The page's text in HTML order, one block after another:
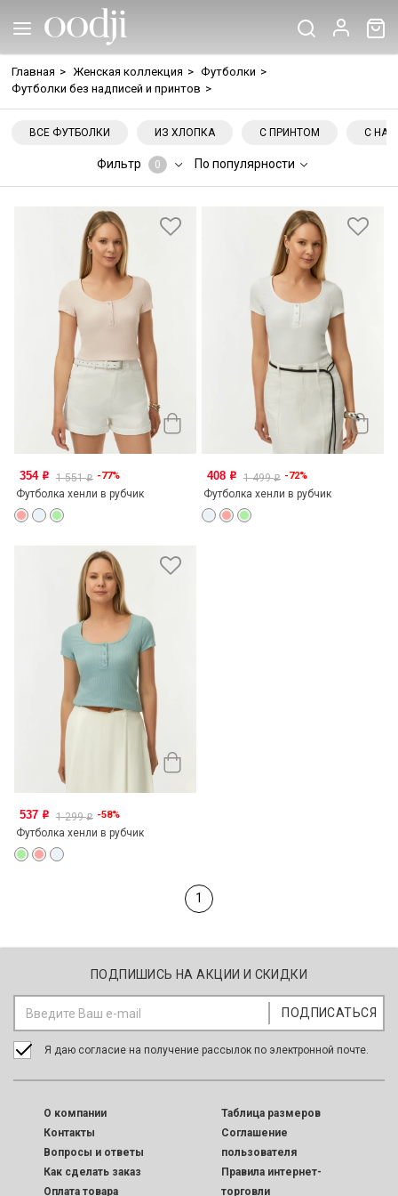
Главная > Женская коллекция > Футболки >
Футболки без надписей и принтов >
ВСЕ ФУТБОЛКИ ИЗ ХЛОПКА С ПРИНТОМ С
Фильтр 0 По популярности
354 o 1 551o -77%
Футболка хенли в рубчик
408 o 1 499o -72%
Футболка хенли в рубчик
537 o 1 299o -58%
Футболка хенли в рубчик
1
ПОДПИШИСЬ НА АКЦИИ И СКИДКИ
Я даю согласие на получение рассылок по электронной почте.
O компании
Контакты
Вопросы и ответы
Как сделать заказ
Оплата товара
Таблица размеров
Соглашение
пользователя
Правила интернет-
торговли